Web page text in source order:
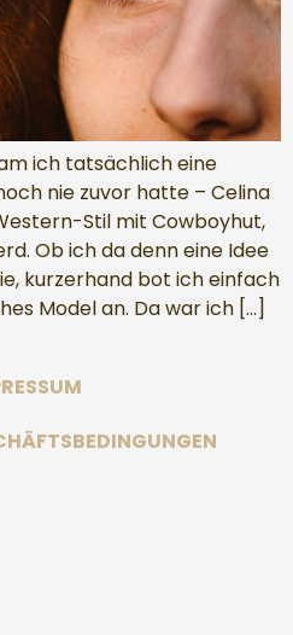
ich tatsächlich eine
nie zuvor hatte – Celina
Stil mit Cowboyhut,
Ob ich da denn eine Idee
kurzerhand bot ich einfach
Model an. Da war ich […]